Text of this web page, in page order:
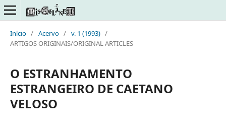
Início / Acervo / v. 1 (1993) /
ARTIGOS ORIGINAIS/ORIGINAL ARTICLES
O ESTRANHAMENTO
ESTRANGEIRO DE CAETANO
VELOSO